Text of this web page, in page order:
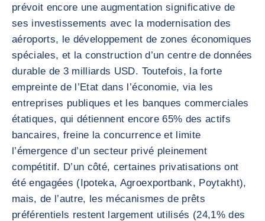
prévoit encore une augmentation significative de
ses investissements avec la modernisation des
aéroports, le développement de zones économiques
spéciales, et la construction d’un centre de données
durable de 3 milliards USD. Toutefois, la forte
empreinte de l’Etat dans l’économie, via les
entreprises publiques et les banques commerciales
étatiques, qui détiennent encore 65% des actifs
bancaires, freine la concurrence et limite
l’émergence d’un secteur privé pleinement
compétitif. D’un côté, certaines privatisations ont
été engagées (Ipoteka, Agroexportbank, Poytakht),
mais, de l’autre, les mécanismes de prêts
préférentiels restent largement utilisés (24,1% des